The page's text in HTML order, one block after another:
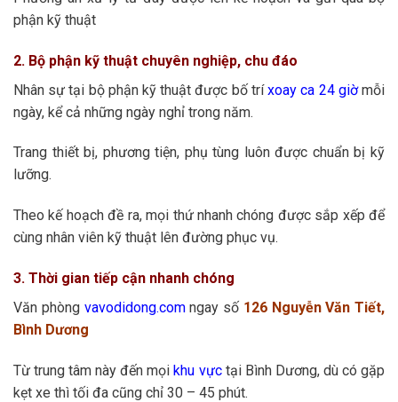
phận kỹ thuật
2. Bộ phận kỹ thuật chuyên nghiệp, chu đáo
Nhân sự tại bộ phận kỹ thuật được bố tríxoay ca 24 giờmỗi
ngày, kể cả những ngày nghỉ trong năm.
Trang thiết bị, phương tiện, phụ tùng luôn được chuẩn bị kỹ
lưỡng.
Theo kế hoạch đề ra, mọi thứ nhanh chóng được sắp xếp để
cùng nhân viên kỹ thuật lên đường phục vụ.
3. Thời gian tiếp cận nhanh chóng
Văn phòng vavodidong.com ngay số 126 Nguyễn Văn Tiết,
Bình Dương
Từ trung tâm này đến mọikhu vựctại Bình Dương, dù có gặp
kẹt xe thì tối đa cũng chỉ 30 – 45 phút.